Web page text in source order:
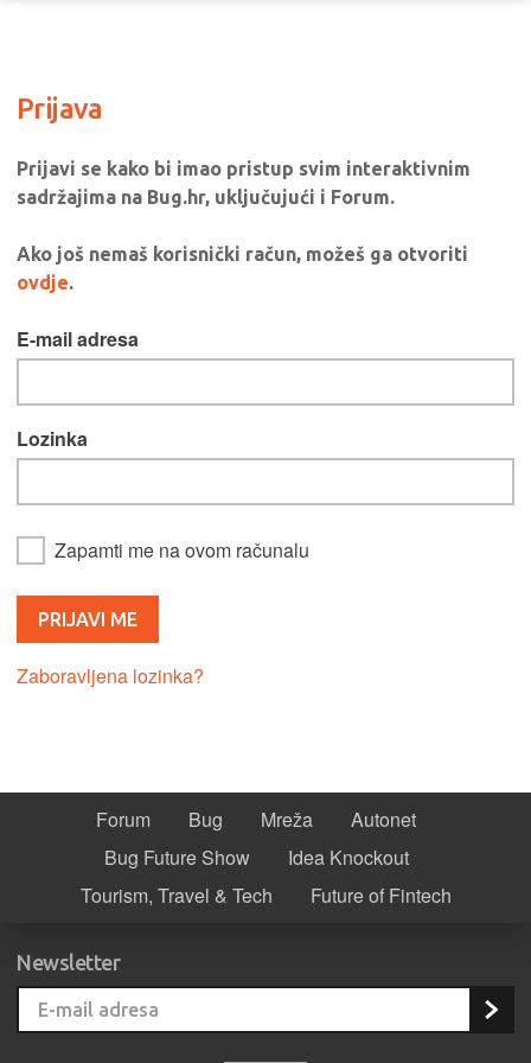
Prijava
Prijavi se kako bi imao pristup svim interaktivnim
sadržajima na Bug.hr, uključujući i Forum.
Ako još nemaš korisnički račun, možeš ga otvoriti
ovdje.
E-mail adresa
Lozinka
Zapamti me na ovom računalu
Zaboravljena lozinka?
Forum Bug Mreža
Autonet
Bug Future Show
Idea Knockout
Tourism, Travel & Tech
Future of Fintech
Newsletter